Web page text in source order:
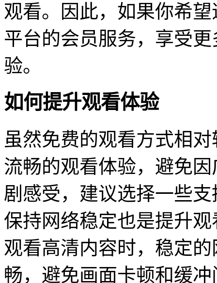
观看。因此，如果你希
平台的会员服务，享受
验。
如何提升观看体验
虽然免费的观看方式相
流畅的观看体验，避免
剧感受，建议选择一些
保持网络稳定也是提升
观看高清内容时，稳定
畅，避免画面卡顿和缓冲